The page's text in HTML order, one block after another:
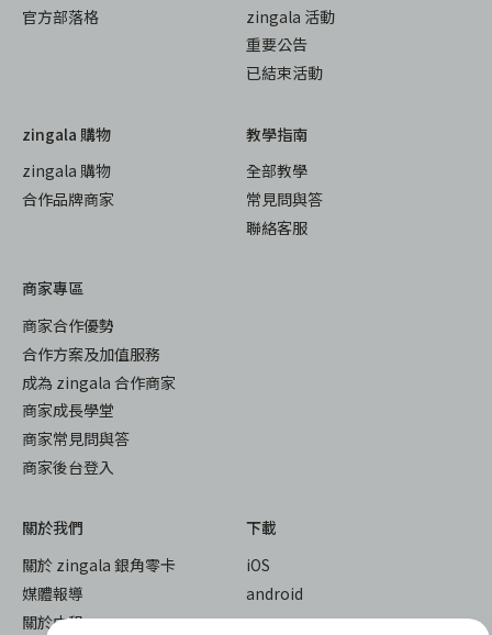
官方部落格
zingala 活動
重要公告
已結束活動
zingala 購物
zingala 購物
合作品牌商家
教學指南
全部教學
常見問與答
聯絡客服
商家專區
商家合作優勢
合作方案及加值服務
成為 zingala 合作商家
商家成長學堂
商家常見問與答
商家後台登入
關於我們
關於 zingala 銀角零卡
媒體報導
關於中租
下載
iOS
android